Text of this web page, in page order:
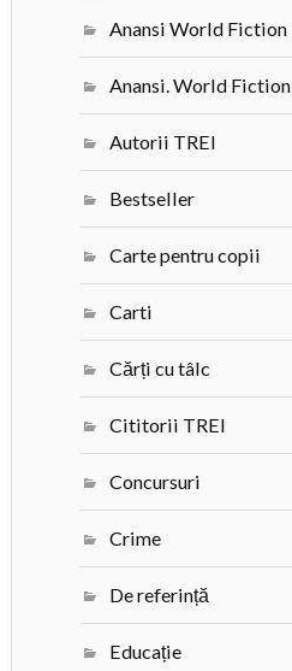
Anansi World Fiction
Anansi. World Fiction
Autorii TREI
Bestseller
Carte pentru copii
Carti
Cărți cu tâlc
Cititorii TREI
Concursuri
Crime
De referință
Educație